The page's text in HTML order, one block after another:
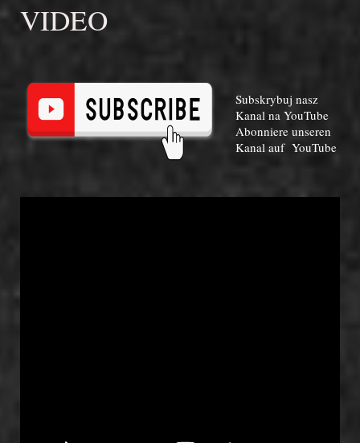
VIDEO
Subskrybuj nasz
Kanal na YouTube
Abonniere unseren
Kanal auf YouTube